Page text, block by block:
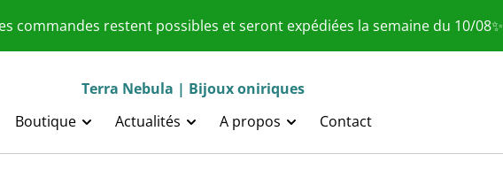
commandes restent possibles et seront expédiées la semaine du 10/08✨
Terra Nebula | Bijoux oniriques
Boutique
Actualités A propos Contact